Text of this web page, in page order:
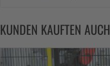
KUNDEN KAUFTEN AUCH